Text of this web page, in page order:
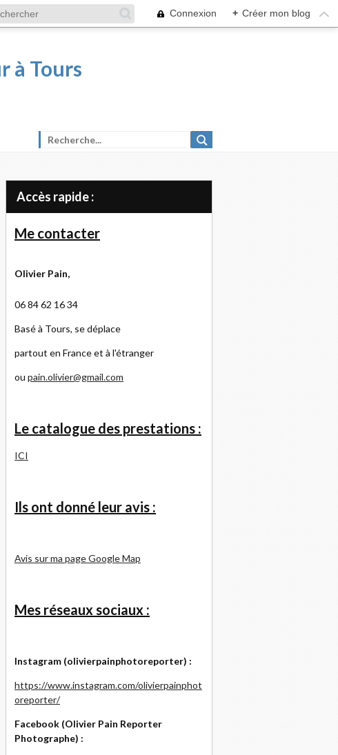
Connexion + Créer mon blog
à Tours
Accès rapide :
Me contacter
Olivier Pain,
06 84 62 16 34
Basé à Tours, se déplace
partout en France et à l'étranger
ou pain.olivier@gmail.com
Le catalogue des prestations :
ICI
Ils ont donné leur avis :
Avis sur ma page Google Map
Mes réseaux sociaux :
Instagram (olivierpainphotoreporter) :
https://www.instagram.com/olivierpainphot
oreporter/
Facebook (Olivier Pain Reporter
Photographe) :